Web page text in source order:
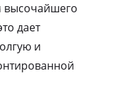
высочайшего
дает
и